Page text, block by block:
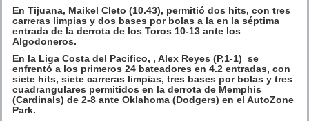
En Tijuana, Maikel Cleto (10.43), permitió dos hits, con tres
carreras limpias y dos bases por bolas a la en la séptima
entrada de la derrota de los Toros 10-13 ante los
Algodoneros.
En la Liga Costa del Pacifico, , Alex Reyes (P,1-1) se
enfrentó a los primeros 24 bateadores en 4.2 entradas, con
siete hits, siete carreras limpias, tres bases por bolas y tres
cuadrangulares permitidos en la derrota de Memphis
(Cardinals) de 2-8 ante Oklahoma (Dodgers) en el AutoZone
Park.